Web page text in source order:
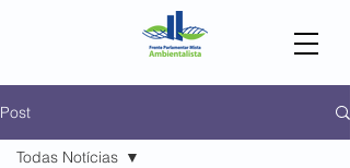
Post
Todas Notícias